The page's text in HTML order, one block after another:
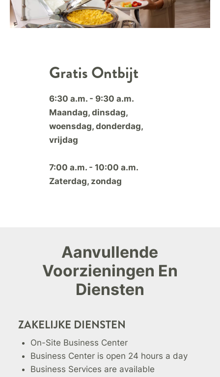
Gratis Ontbijt
6:30 a.m. - 9:30 a.m.
Maandag, dinsdag,
woensdag, donderdag,
vrijdag
7:00 a.m. - 10:00 a.m.
Zaterdag, zondag
Aanvullende
Voorzieningen En
Diensten
ZAKELIJKE DIENSTEN
On-Site Business Center
Business Center is open 24 hours a day
Business Services are available